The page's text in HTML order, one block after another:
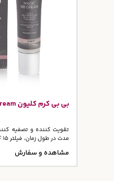
بی بی کرم کلیون Magic BB Cream
تقویت کننده و تصفیه
مدت در طول زمان، فیلتر SPF 15
مشاهده و سفارش